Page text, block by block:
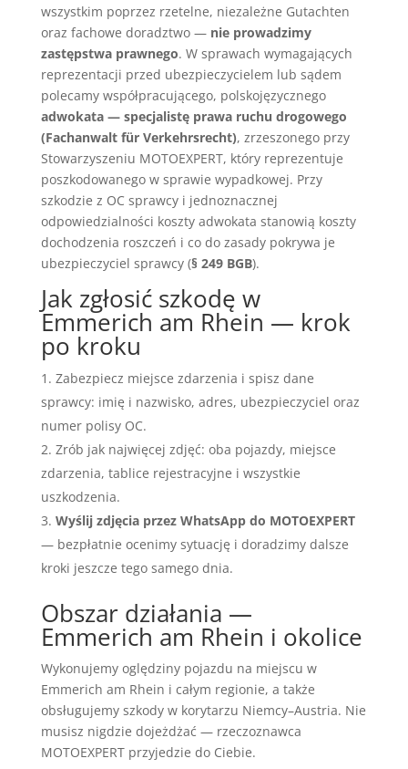
wszystkim poprzez rzetelne, niezależne Gutachten
oraz fachowe doradztwo — nie prowadzimy
zastępstwa prawnego. W sprawach wymagających
reprezentacji przed ubezpieczycielem lub sądem
polecamy współpracującego, polskojęzycznego
adwokata — specjalistę prawa ruchu drogowego
(Fachanwalt für Verkehrsrecht), zrzeszonego przy
Stowarzyszeniu MOTOEXPERT, który reprezentuje
poszkodowanego w sprawie wypadkowej. Przy
szkodzie z OC sprawcy i jednoznacznej
odpowiedzialności koszty adwokata stanowią koszty
dochodzenia roszczeń i co do zasady pokrywa je
ubezpieczyciel sprawcy (§ 249 BGB).
Jak zgłosić szkodę w
Emmerich am Rhein — krok
po kroku
Zabezpiecz miejsce zdarzenia i spisz dane
sprawcy: imię i nazwisko, adres, ubezpieczyciel oraz
numer polisy OC.
Zrób jak najwięcej zdjęć: oba pojazdy, miejsce
zdarzenia, tablice rejestracyjne i wszystkie
uszkodzenia.
Wyślij zdjęcia przez WhatsApp do MOTOEXPERT
— bezpłatnie ocenimy sytuację i doradzimy dalsze
kroki jeszcze tego samego dnia.
Obszar działania —
Emmerich am Rhein i okolice
Wykonujemy oględziny pojazdu na miejscu w
Emmerich am Rhein i całym regionie, a także
obsługujemy szkody w korytarzu Niemcy–Austria. Nie
musisz nigdzie dojeżdżać — rzeczoznawca
MOTOEXPERT przyjedzie do Ciebie.